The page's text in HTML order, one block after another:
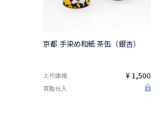
京都 手染め和紙 茶缶（銀杏）
上代価格 ¥ 1,500
買取仕入